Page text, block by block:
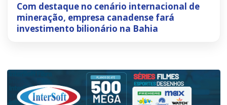
Com destaque no cenário internacional de
mineração, empresa canadense fará
investimento bilionário na Bahia